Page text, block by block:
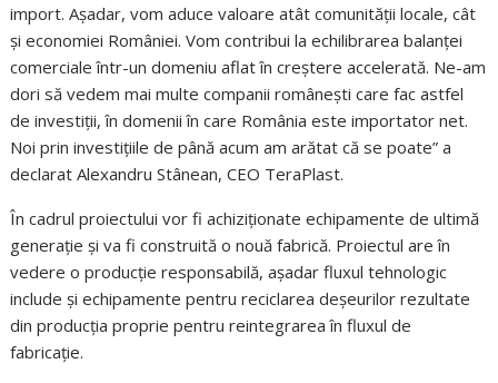
import. Așadar, vom aduce valoare atât comunității locale, cât
și economiei României. Vom contribui la echilibrarea balanței
comerciale într-un domeniu aflat în creștere accelerată. Ne-am
dori să vedem mai multe companii românești care fac astfel
de investiții, în domenii în care România este importator net.
Noi prin investițiile de până acum am arătat că se poate” a
declarat Alexandru Stânean, CEO TeraPlast.
În cadrul proiectului vor fi achiziționate echipamente de ultimă
generație și va fi construită o nouă fabrică. Proiectul are în
vedere o producție responsabilă, așadar fluxul tehnologic
include și echipamente pentru reciclarea deșeurilor rezultate
din producția proprie pentru reintegrarea în fluxul de
fabricație.